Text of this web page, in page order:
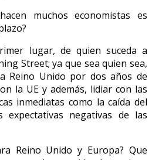
muchos economistas es
lugar, de quien suceda a
Street; ya que sea quien sea,
Reino Unido por dos años de
la UE y además, lidiar con las
inmediatas como la caída del
negativas de las
Reino Unido y Europa? Que